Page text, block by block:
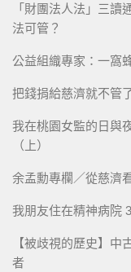
「財團法人法」三
法可管？
公益組織專家：一窩
把錢捐給慈濟就不管
我在桃園女監的日與
（上）
余孟勳專欄／從慈濟
我朋友住在精神病院
【被歧視的歷史】
者